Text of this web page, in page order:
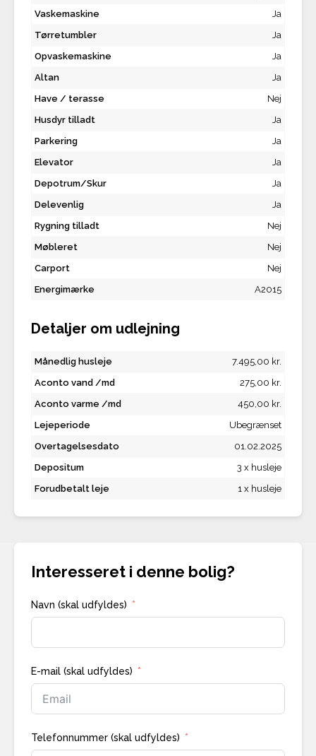
Vaskemaskine
Ja
Tørretumbler
Ja
Opvaskemaskine
Ja
Altan
Ja
Have / terasse
Nej
Husdyr tilladt
Ja
Parkering
Ja
Elevator
Ja
Depotrum/Skur
Ja
Delevenlig
Ja
Rygning tilladt
Nej
Møbleret
Nej
Carport
Nej
Energimærke
A2015
Detaljer om udlejning
Månedlig husleje
7.495,00 kr.
Aconto vand /md
275,00 kr.
Aconto varme /md
450,00 kr.
Lejeperiode
Ubegrænset
Overtagelsesdato
01.02.2025
Depositum
3 x husleje
Forudbetalt leje
1 x husleje
Interesseret i denne bolig?
Navn (skal udfyldes)
E-mail (skal udfyldes)
Telefonnummer (skal udfyldes)